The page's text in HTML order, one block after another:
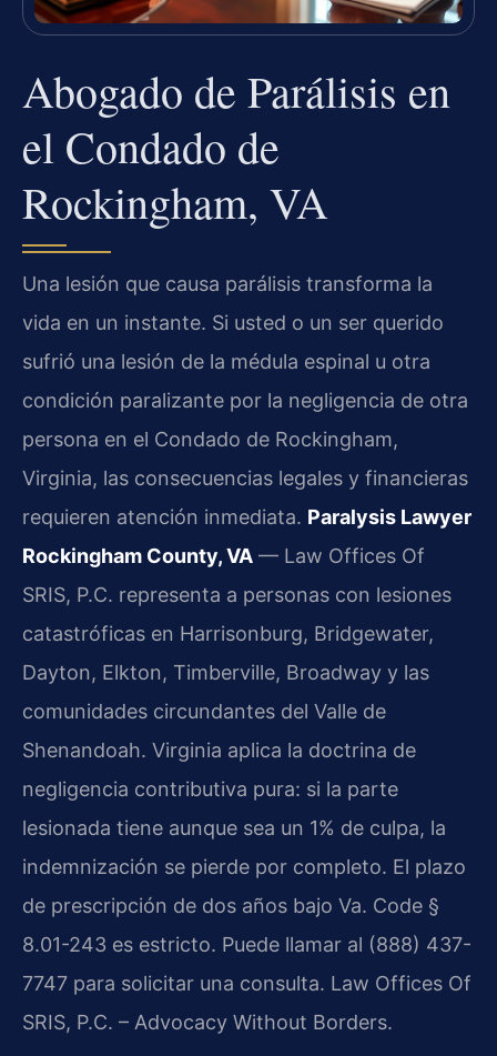
Abogado de Parálisis en
el Condado de
Rockingham, VA
Una lesión que causa parálisis transforma la
vida en un instante. Si usted o un ser querido
sufrió una lesión de la médula espinal u otra
condición paralizante por la negligencia de otra
persona en el Condado de Rockingham,
Virginia, las consecuencias legales y financieras
requieren atención inmediata. Paralysis Lawyer
Rockingham County, VA — Law Offices Of
SRIS, P.C. representa a personas con lesiones
catastróficas en Harrisonburg, Bridgewater,
Dayton, Elkton, Timberville, Broadway y las
comunidades circundantes del Valle de
Shenandoah. Virginia aplica la doctrina de
negligencia contributiva pura: si la parte
lesionada tiene aunque sea un 1% de culpa, la
indemnización se pierde por completo. El plazo
de prescripción de dos años bajo Va. Code §
8.01-243 es estricto. Puede llamar al (888) 437-
7747 para solicitar una consulta. Law Offices Of
SRIS, P.C. – Advocacy Without Borders.